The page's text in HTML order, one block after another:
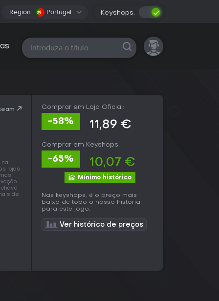
Region: Portugal Keyshops:
Todas as plataformas
na
lojas
de
Comprar em Loja Oficial:
-58% 11,89 €
Comprar em Keyshops:
-65% 10,07 €
Mínimo histórico
Nas keyshops, é o preço mais
baixo de todo o nosso historial
para este jogo.
Ver histórico de preços